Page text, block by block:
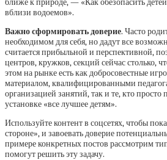
вблизи водоемов».
Важно сформировать доверие. Часто
необходимом для себя, но дадут все
считается прибыльной и перспективной,
центров, кружков, секций сейчас столько,
этом на рынке есть как добросовестные
материалом, квалифицированными
организацией занятий, так и те, кто просто
установке «все лучшее детям».
Используйте контент в соцсетях, чтобы
стороне», и завоевать доверие
примере конкретных постов рассмотрим
помогут решить эту задачу.